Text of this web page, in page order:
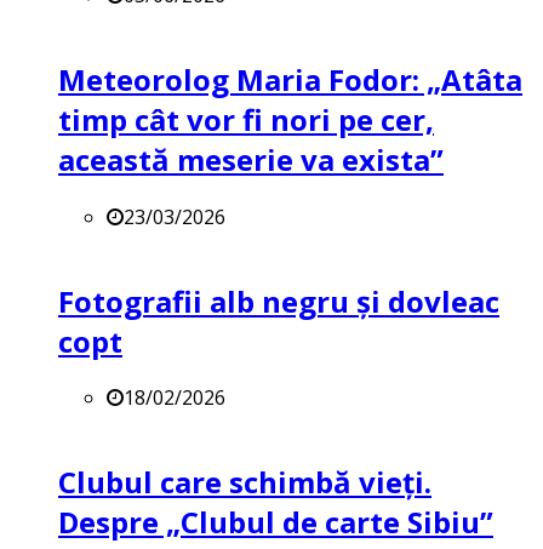
Meteorolog Maria Fodor: „Atâta
timp cât vor fi nori pe cer,
această meserie va exista”
23/03/2026
Fotografii alb negru și dovleac
copt
18/02/2026
Clubul care schimbă vieți.
Despre „Clubul de carte Sibiu”